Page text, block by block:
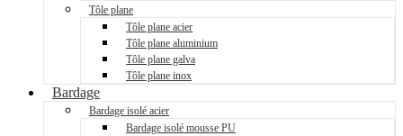
Tôle plane
Tôle plane acier
Tôle plane aluminium
Tôle plane galva
Tôle plane inox
Bardage
Bardage isolé acier
Bardage isolé mousse PU